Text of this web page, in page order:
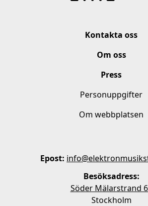
Kontakta oss
Om oss
Press
Personuppgifter
Om webbplatsen
Epost:
Besöksadress:
Söder Mälarstrand
Stockholm